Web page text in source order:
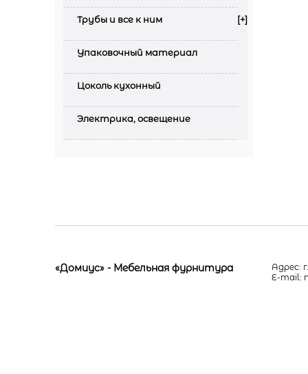
Трубы и все к ним [+]
Упаковочный материал
Цоколь кухонный
Электрика, освещение
«Домиус» - Мебельная фурнитура
Адрес:
E-mail: